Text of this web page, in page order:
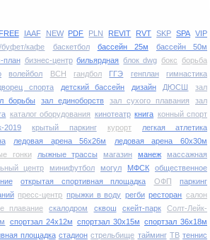
FREE IAAF NEW PDF PLN REVIT RVT SKP SPA VIP
буфет/кафе баскетбол бассейн 25м
бассейн 50м
план бизнес-центр бильярдная блок dwg бокс
борьба
волейбол ВСН гандбол ГГЭ генплан
гимнастика
спорта детский бассейн дизайн ДЮСШ
зал
борьбы зал единоборств зал сухого плавания
зал
каталог оборудования кинотеатр книга конный спорт
2019 крытый паркинг курорт
легкая атлетика
ледовая арена 56х26м
ледовая арена 60х30м
гонки лыжные трассы магазин манеж
массажная
центр минифутбол могул МФСК
общественное
открытая спортивная площадка ОФП
паркинг
пресс-центр прыжки в воду регби ресторан салон
плавание скалодром сквош скейт-парк
Солт-Лейк-
спортзал 24х12м спортзал 30х15м спортзал 36х18м
площадка стадион стрельбище тайминг ТВ теннис